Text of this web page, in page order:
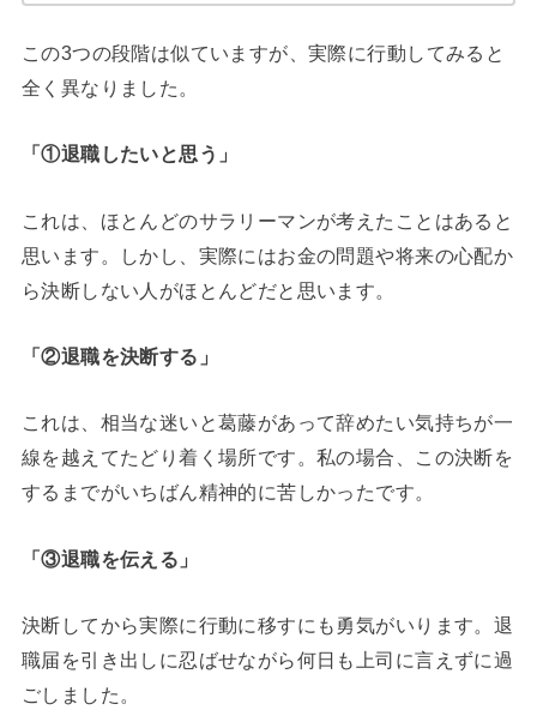
この3つの段階は似ていますが、実際に行動してみると
全く異なりました。
「①退職したいと思う」
これは、ほとんどのサラリーマンが考えたことはあると
思います。しかし、実際にはお金の問題や将来の心配か
ら決断しない人がほとんどだと思います。
「②退職を決断する」
これは、相当な迷いと葛藤があって辞めたい気持ちが一
線を越えてたどり着く場所です。私の場合、この決断を
するまでがいちばん精神的に苦しかったです。
「③退職を伝える」
決断してから実際に行動に移すにも勇気がいります。退
職届を引き出しに忍ばせながら何日も上司に言えずに過
ごしました。